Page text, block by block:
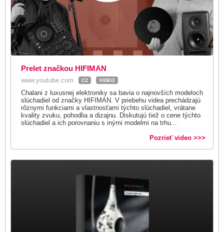
Prelet značkou HIFIMAN
www.youtube.com CZ VIDEO
Chalani z luxusnej elektroniky sa bavia o najnovších modeloch
slúchadiel od značky HIFIMAN. V priebehu videa prechádzajú
rôznymi funkciami a vlastnosťami týchto slúchadiel, vrátane
kvality zvuku, pohodlia a dizajnu. Diskutujú tiež o cene týchto
slúchadiel a ich porovnaniu s inými modelmi na trhu...
Pozrieť video >>>